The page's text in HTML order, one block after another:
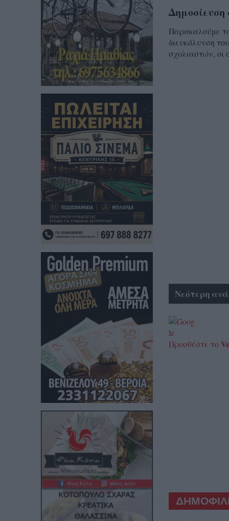
Δημοσίευση
Παρακαλούμε
διευκόλυνση
σχολιαστών, οι
Νεότερη
Προσθέστε το